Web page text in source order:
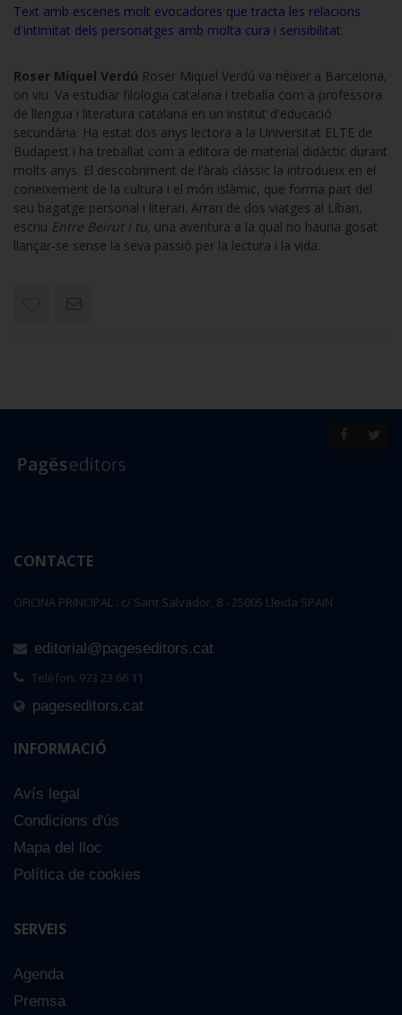
Text amb escenes molt evocadores que tracta les relacions
d'intimitat dels personatges amb molta cura i sensibilitat.
Roser Miquel Verdú Roser Miquel Verdú va néixer a Barcelona,
on viu. Va estudiar filologia catalana i treballa com a professora
de llengua i literatura catalana en un institut d'educació
secundària. Ha estat dos anys lectora a la Universitat ELTE de
Budapest i ha treballat com a editora de material didàctic durant
molts anys. El descobriment de l’àrab clàssic la introdueix en el
coneixement de la cultura i el món islàmic, que forma part del
seu bagatge personal i literari. Arran de dos viatges al Líban,
escriu Entre Beirut i tu, una aventura a la qual no hauria gosat
llançar-se sense la seva passió per la lectura i la vida.
CONTACTE
OFICINA PRINCIPAL : c/ Sant Salvador, 8 - 25005 Lleida SPAIN
editorial@pageseditors.cat
Telèfon: 973 23 66 11
pageseditors.cat
INFORMACIÓ
Avís legal
Condicions d'ús
Mapa del lloc
Política de cookies
SERVEIS
Agenda
Premsa